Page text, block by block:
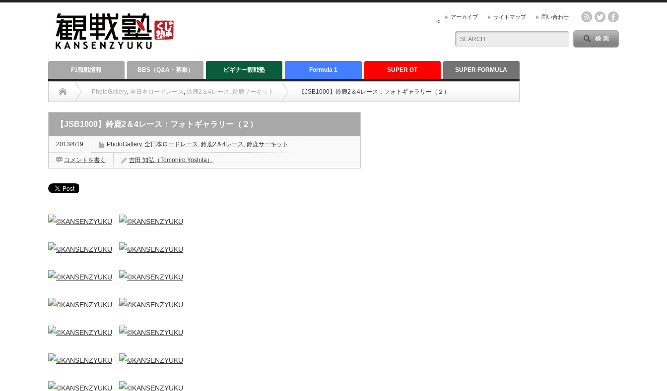
アーカイブ サイトマップ 問い合わせ
<
F1観戦情報 BBS（Q&A・募集） ビギナー観戦塾 Formula 1 SUPER GT SUPER FORMULA
PhotoGallery, 全日本ロードレース, 鈴鹿2＆4レース, 鈴鹿サーキット 【JSB1000】鈴鹿2＆4レース：フォトギャラリー（２）
【JSB1000】鈴鹿2＆4レース：フォトギャラリー（２）
2013/4/19 PhotoGallery, 全日本ロードレース, 鈴鹿2＆4レース, 鈴鹿サーキット
コメントを書く 吉田 知弘（Tomohiro Yoshita）